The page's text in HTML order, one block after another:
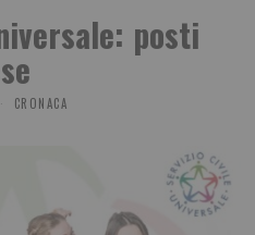
posti
CRONACA